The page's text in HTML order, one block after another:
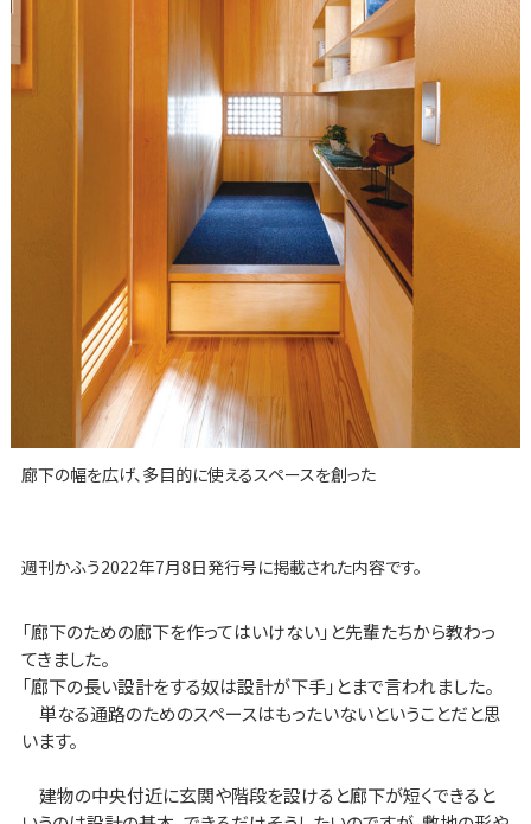
廊下の幅を広げ、多目的に使えるスペースを創った
週刊かふう2022年7月8日発行号に掲載された内容です。
「廊下のための廊下を作ってはいけない」と先輩たちから教わっ
てきました。
「廊下の長い設計をする奴は設計が下手」とまで言われました。
単なる通路のためのスペースはもったいないということだと思
います。
建物の中央付近に玄関や階段を設けると廊下が短くできると